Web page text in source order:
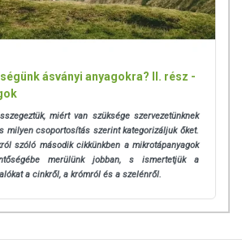
ásványi anyagokra? II. rész -
miért van szüksége szervezetünknek
milyen csoportosítás szerint kategorizáljuk őket.
szóló második cikkünkben a mikrotápanyagok
merülünk jobban, s ismertetjük a
a cinkről, a krómról és a szelénről.